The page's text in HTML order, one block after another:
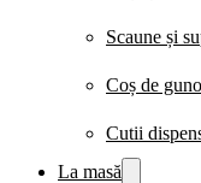
Scaune și
Coș de
Cutii
La masă